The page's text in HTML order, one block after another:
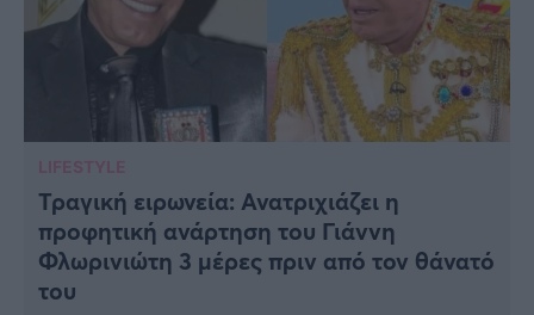
LIFESTYLE
Τραγική ειρωνεία: Ανατριχιάζει η
προφητική ανάρτηση του Γιάννη
Φλωρινιώτη 3 μέρες πριν από τον θάνατό
του